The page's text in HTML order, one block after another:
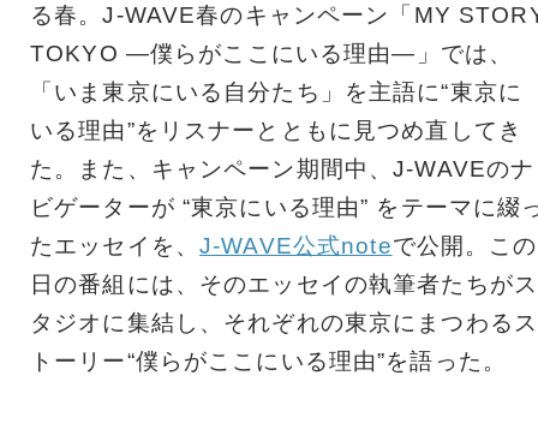
る春。J-WAVE春のキャンペーン「MY
TOKYO ―僕らがここにいる理由―」では、
「いま東京にいる自分たち」を主語に“東京に
いる理由”をリスナーとともに見つめ直してき
た。また、キャンペーン期間中、J-WAVEのナ
ビゲーターが “東京にいる理由” をテーマに綴
たエッセイを、 J-WAVE公式noteで公開。この
日の番組には、そのエッセイの執筆者たちがス
タジオに集結し、それぞれの東京にまつわるス
トーリー“僕らがここにいる理由”を語った。